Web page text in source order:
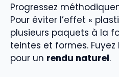
Progressez
Pour éviter l’effet «
plusieurs paquets à la
teintes et formes.
pour un rendu naturel.